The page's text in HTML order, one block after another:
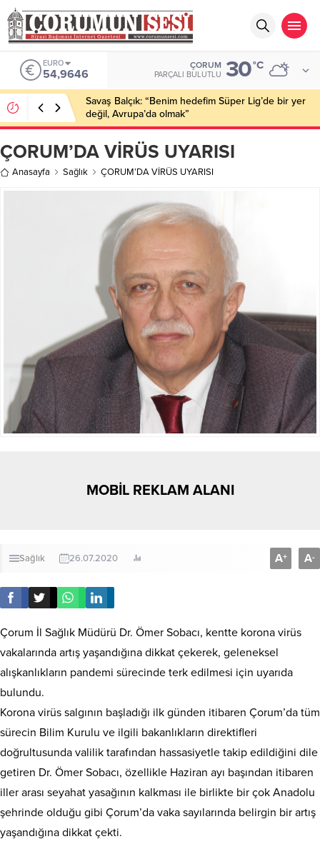
EURO
54,9646
ÇORUM
PARÇALI BULUTLU 30°C
Savaş Balçık: “Benim hedefim Süper Lig’de bir yer
değil, Avrupa’da olmak”
ÇORUM’DA VİRÜS UYARISI
Anasayfa Sağlık ÇORUM’DA VİRÜS UYARISI
MOBİL REKLAM ALANI
Sağlık 26.07.2020 A+ A-
Çorum İl Sağlık Müdürü Dr. Ömer Sobacı, kentte korona virüs
vakalarında artış yaşandığına dikkat çekerek, geleneksel
alışkanlıkların pandemi sürecinde terk edilmesi için uyarıda
bulundu.
Korona virüs salgının başladığı ilk günden itibaren Çorum’da tüm
sürecin Bilim Kurulu ve ilgili bakanlıkların direktifleri
doğrultusunda valilik tarafından hassasiyetle takip edildiğini dile
getiren Dr. Ömer Sobacı, özellikle Haziran ayı başından itibaren
iller arası seyahat yasağının kalkması ile birlikte bir çok Anadolu
şehrinde olduğu gibi Çorum’da vaka sayılarında belirgin bir artış
yaşandığına dikkat çekti.